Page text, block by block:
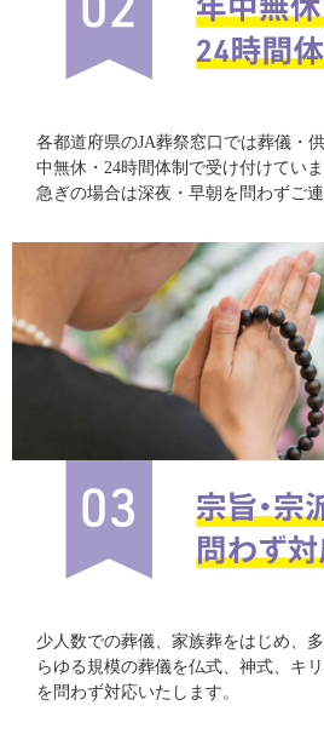
各都道府県のJA葬祭窓口では葬儀・
中無休・24時間体制で受け付けてい
急ぎの場合は深夜・早朝を問わずご連
少人数での葬儀、家族葬をはじめ、
らゆる規模の葬儀を仏式、神式、キ
を問わず対応いたします。